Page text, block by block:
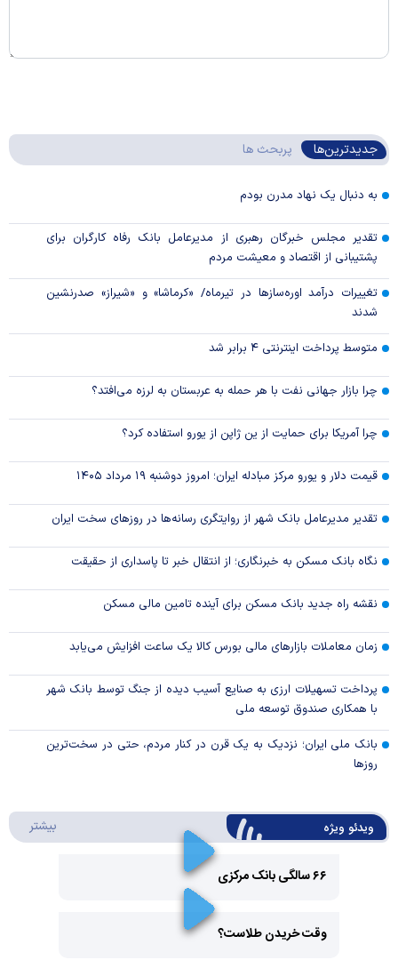
جدیدترین‌ها پربحث ها
به دنبال یک نهاد مدرن بودم
تقدیر مجلس خبرگان رهبری از مدیرعامل بانک رفاه کارگران برای
پشتیبانی از اقتصاد و معیشت مردم
تغییرات درآمد اوره‌سازها در تیرماه/ «کرماشا» و «شیراز» صدرنشین
شدند
متوسط پرداخت اینترنتی ۴ برابر شد
چرا بازار جهانی نفت با هر حمله به عربستان به لرزه می‌افتد؟
چرا آمریکا برای حمایت از ین ژاپن از یورو استفاده کرد؟
قیمت دلار و یورو مرکز مبادله ایران؛ امروز دوشنبه ۱۹ مرداد ۱۴۰۵
تقدیر مدیرعامل بانک شهر از روایتگری رسانه‌ها در روز‌های سخت ایران
نگاه بانک مسکن به خبرنگاری؛ از انتقال خبر تا پاسداری از حقیقت
نقشه راه جدید بانک مسکن برای آینده تامین مالی مسکن
زمان معاملات بازار‌های مالی بورس کالا یک ساعت افزایش می‌یابد
پرداخت تسهیلات ارزی به صنایع آسیب دیده از جنگ توسط بانک شهر
با همکاری صندوق توسعه ملی
بانک ملی ایران؛ نزدیک به یک قرن در کنار مردم، حتی در سخت‌ترین
روز‌ها
ویدئو ویژه بیشتر
۶۶ سالگی بانک مرکزی
وقت خریدن طلاست؟